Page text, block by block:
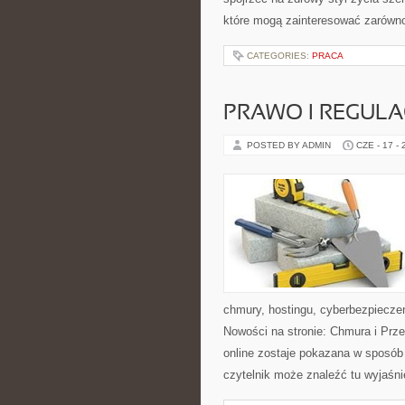
które mogą zainteresować
CATEGORIES: PRACA
PRAWO I
POSTED BY ADMIN CZE - 17 -
chmury, hostingu,
Nowości na stronie: Chmura i
online zostaje pokazana w
czytelnik może znaleźć tu